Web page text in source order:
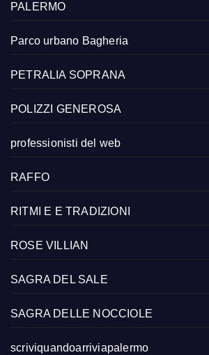
PALERMO
Parco urbano Bagheria
PETRALIA SOPRANA
POLIZZI GENEROSA
professionisti del web
RAFFO
RITMI E E TRADIZIONI
ROSE VILLIAN
SAGRA DEL SALE
SAGRA DELLE NOCCIOLE
scriviquandoarriviapalermo